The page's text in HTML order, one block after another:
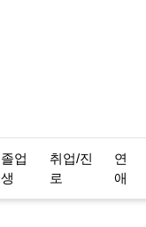
졸업
생
취업/진
로
연
애